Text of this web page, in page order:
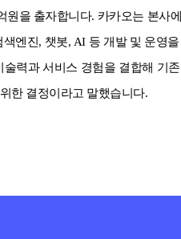
을 출자합니다. 카카오는 본사
엔진, 챗봇, AI 등 개발 및 운영
력과 서비스 경험을 결합해 기
한 결정이라고 말했습니다.